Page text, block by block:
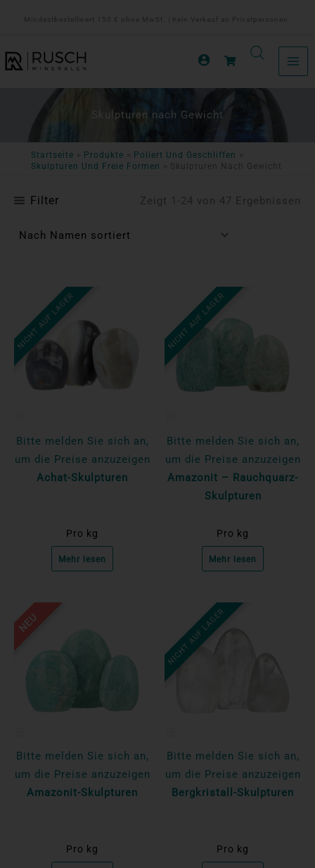
Mindestbestellwert 150 € ohne MwSt. | Kein Verkauf an Privatpersonen.
Skulpturen nach Gewicht
Startseite Produkte
Poliert Und Geschliffen
Skulpturen Und Freie Formen
Skulpturen Nach Gewicht
Filter Zeigt 1-24 von 47 Ergebnissen
NICHT AUF LAGER
Bitte melden Sie sich an,
um die Preise anzuzeigen
Achat-Skulpturen
Pro kg
Mehr lesen
NICHT AUF LAGER
Bitte melden Sie sich an,
um die Preise anzuzeigen
Amazonit – Rauchquarz-
Skulpturen
Pro kg
Mehr lesen
NEU
Bitte melden Sie sich an,
um die Preise anzuzeigen
Amazonit-Skulpturen
Pro kg
NICHT AUF LAGER
Bitte melden Sie sich an,
um die Preise anzuzeigen
Bergkristall-Skulpturen
Pro kg